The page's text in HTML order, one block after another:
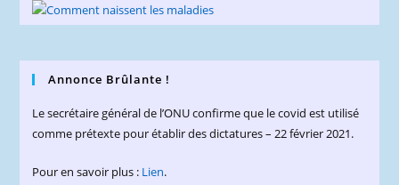
Annonce Brûlante !
Le secrétaire général de l’ONU confirme que le covid est utilisé
comme prétexte pour établir des dictatures – 22 février 2021.
Pour en savoir plus : Lien.